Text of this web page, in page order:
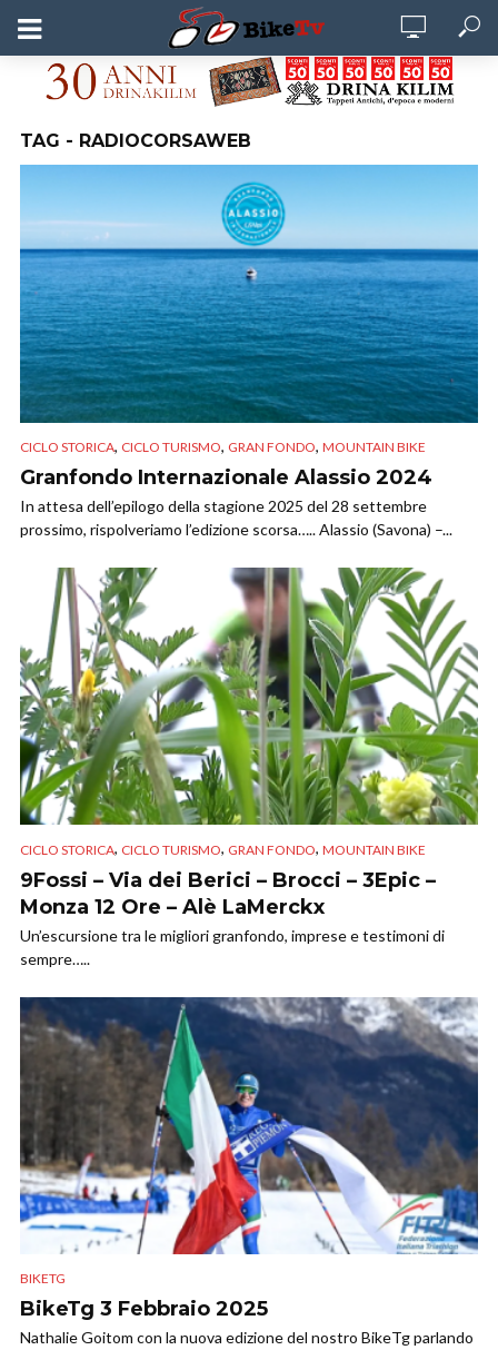
TAG - RADIOCORSAWEB
CICLO STORICA, CICLO TURISMO, GRAN FONDO, MOUNTAIN BIKE
Granfondo Internazionale Alassio 2024
In attesa dell’epilogo della stagione 2025 del 28 settembre
prossimo, rispolveriamo l’edizione scorsa….. Alassio (Savona) –...
CICLO STORICA, CICLO TURISMO, GRAN FONDO, MOUNTAIN BIKE
9Fossi – Via dei Berici – Brocci – 3Epic –
Monza 12 Ore – Alè LaMerckx
Un’escursione tra le migliori granfondo, imprese e testimoni di
sempre…..
BIKETG
BikeTg 3 Febbraio 2025
Nathalie Goitom con la nuova edizione del nostro BikeTg parlando